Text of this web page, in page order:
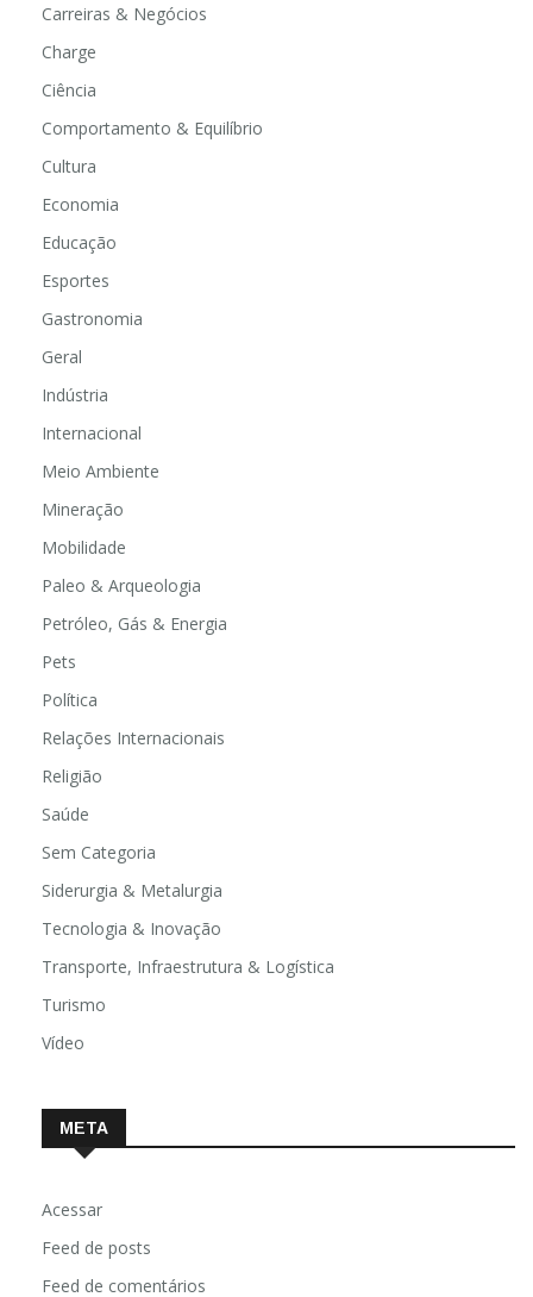
Carreiras & Negócios
Charge
Ciência
Comportamento & Equilíbrio
Cultura
Economia
Educação
Esportes
Gastronomia
Geral
Indústria
Internacional
Meio Ambiente
Mineração
Mobilidade
Paleo & Arqueologia
Petróleo, Gás & Energia
Pets
Política
Relações Internacionais
Religião
Saúde
Sem Categoria
Siderurgia & Metalurgia
Tecnologia & Inovação
Transporte, Infraestrutura & Logística
Turismo
Vídeo
META
Acessar
Feed de posts
Feed de comentários